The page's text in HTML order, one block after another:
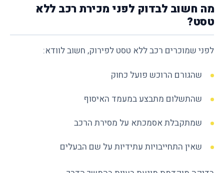
מה חשוב לבדוק לפני מכירת רכב ללא
טסט?
לפני שמוכרים רכב ללא טסט לפירוק, חשוב לוודא:
שהגורם הרוכש פועל כחוק
שהתשלום מתבצע במעמד האיסוף
שמתקבלת אסמכתא על מסירת הרכב
שאין התחייבויות עתידיות על שם הבעלים